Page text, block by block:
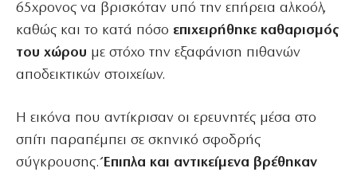
65χρονος να βρισκόταν υπό την επήρεια αλκοόλ,
καθώς και το κατά πόσο επιχειρήθηκε καθαρισμός
του χώρου με στόχο την εξαφάνιση πιθανών
αποδεικτικών στοιχείων.
Η εικόνα που αντίκρισαν οι ερευνητές μέσα στο
σπίτι παραπέμπει σε σκηνικό σφοδρής
σύγκρουσης.Έπιπλα και αντικείμενα βρέθηκαν